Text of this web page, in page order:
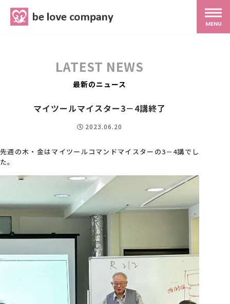
MENU
MG研修
スタッフ紹介
最新ブログ
アクセス
LATEST NEWS
最新のニュース
マイツールマイスター3－4講終了
2023.06.20
先週の木・金はマイツールコマンドマイスターの3－4講でし
た。